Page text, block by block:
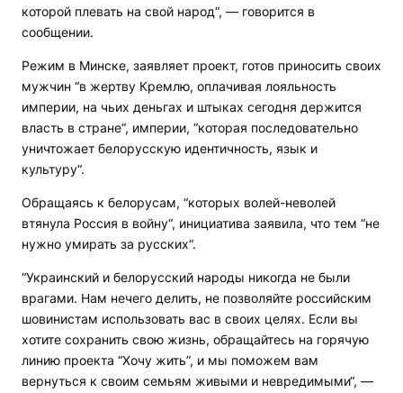
которой плевать на свой народ“, — говорится в
сообщении.
Режим в Минске, заявляет проект, готов приносить своих
мужчин “в жертву Кремлю, оплачивая лояльность
империи, на чьих деньгах и штыках сегодня держится
власть в стране“, империи, “которая последовательно
уничтожает белорусскую идентичность, язык и
культуру“.
Обращаясь к белорусам, “которых волей-неволей
втянула Россия в войну“, инициатива заявила, что тем “не
нужно умирать за русских“.
“Украинский и белорусский народы никогда не были
врагами. Нам нечего делить, не позволяйте российским
шовинистам использовать вас в своих целях. Если вы
хотите сохранить свою жизнь, обращайтесь на горячую
линию проекта “Хочу жить”, и мы поможем вам
вернуться к своим семьям живыми и невредимыми“, —